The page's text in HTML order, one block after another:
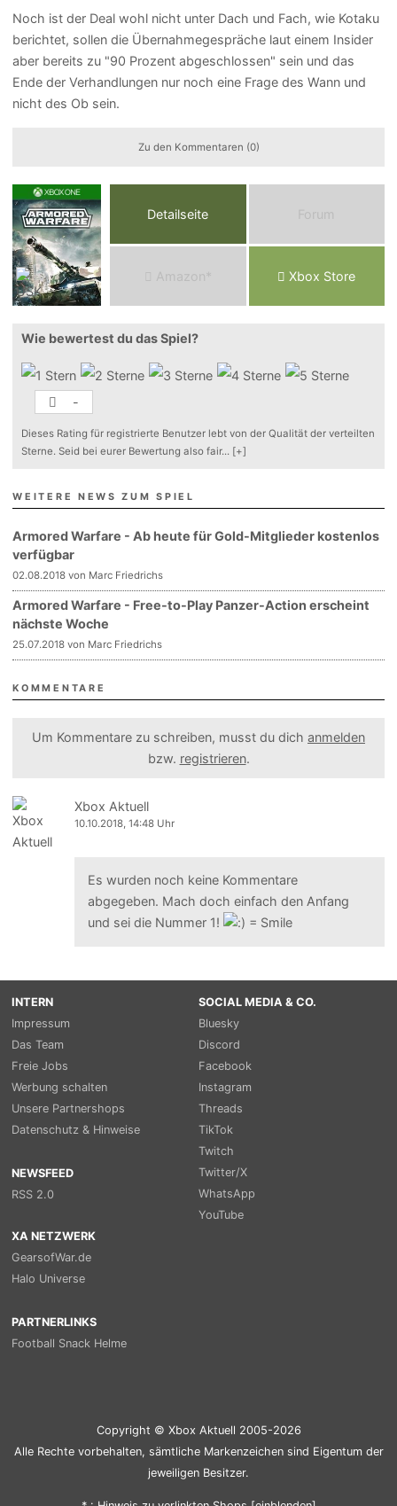
Noch ist der Deal wohl nicht unter Dach und Fach, wie Kotaku
berichtet, sollen die Übernahmegespräche laut einem Insider
aber bereits zu "90 Prozent abgeschlossen" sein und das
Ende der Verhandlungen nur noch eine Frage des Wann und
nicht des Ob sein.
Zu den Kommentaren (0)
Detailseite Forum
Ama o n* Xbox Store
Wie bewertest du das Spiel?
-
Dieses Rating für registrierte Benutzer lebt von der Qualität der verteilten
Sterne. Seid bei eurer Bewertung also fair... [+]
WEITERE NEWS ZUM SPIEL
Armored Warfare - Ab heute für Gold-Mitglieder kostenlos
verfügbar
02.08.2018 von Marc Friedrichs
Armored Warfare - Free-to-Play Panzer-Action erscheint
nächste Woche
25.07.2018 von Marc Friedrichs
KOMMENTARE
Um Kommentare zu schreiben, musst du dich anmelden
bzw. registrieren.
Xbox Aktuell
10.10.2018, 14:48 Uhr
Es wurden noch keine Kommentare
abgegeben. Mach doch einfach den Anfang
und sei die Nummer 1!
INTERN
Impressum
Das Team
Freie Jobs
Werbung schalten
Unsere Partnershops
Datenschutz & Hinweise
NEWSFEED
RSS 2.0
SOCIAL MEDIA & CO.
Bluesky
Discord
Facebook
Instagram
Threads
TikTok
Twitch
Twitter/X
WhatsApp
YouTube
XA NETZWERK
GearsofWar.de
Halo Universe
PARTNERLINKS
Football Snack Helme
Copyright © Xbox Aktuell 2005-2026
Alle Rechte vorbehalten, sämtliche Markenzeichen sind Eigentum der
jeweiligen Besitzer.